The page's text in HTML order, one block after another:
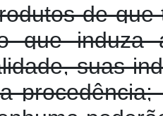
de
que
suas